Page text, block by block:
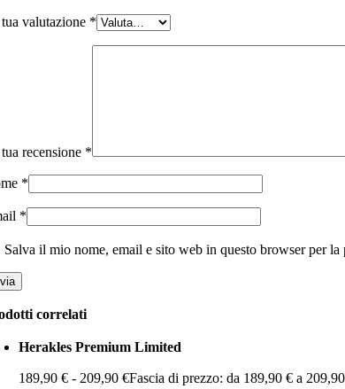
valutazione *
recensione *
*
*
Salva il mio nome, email e sito web in questo browser per la
correlati
Herakles Premium Limited
189,90€ - 209,90€Fascia di prezzo: da 189,90 € a